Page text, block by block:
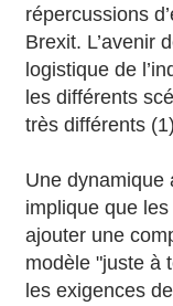
répercussions
Brexit. L’avenir
logistique de
les différents
très différents
Une dynamique
implique que
ajouter une
modèle "juste à
les exigences